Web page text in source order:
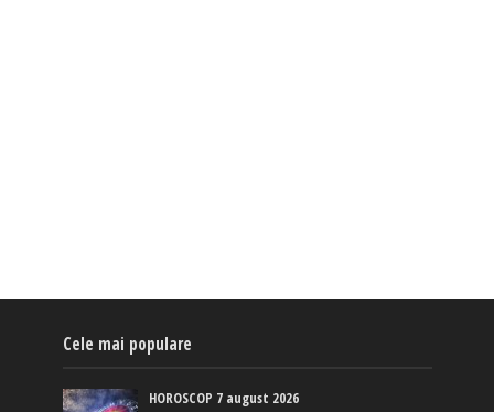
Cele mai populare
HOROSCOP 7 august 2026